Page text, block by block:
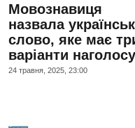
Мовознавиця
назвала
слово, яке має
варіанти наголосу
24 травня, 2025, 23:00